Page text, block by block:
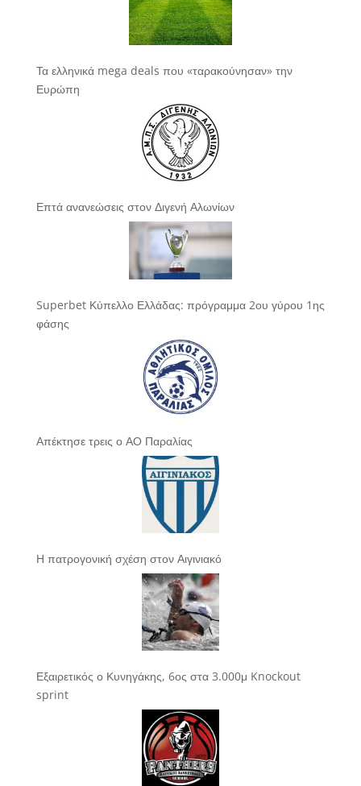
Τα ελληνικά mega deals που «ταρακούνησαν» την
Ευρώπη
Επτά ανανεώσεις στον Διγενή Αλωνίων
Superbet Κύπελλο Ελλάδας: πρόγραμμα 2ου γύρου 1ης
φάσης
Απέκτησε τρεις ο ΑΟ Παραλίας
Η πατρογονική σχέση στον Αιγινιακό
Εξαιρετικός ο Κυνηγάκης, 6ος στα 3.000μ Knockout
sprint